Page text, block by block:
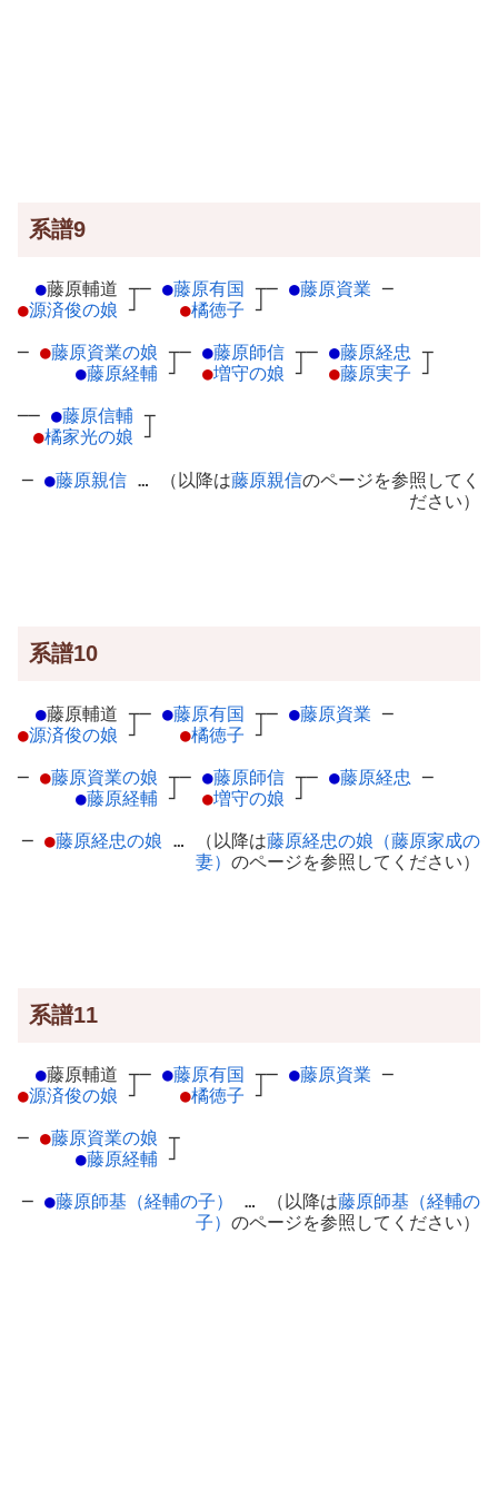
系譜9
●藤原輔道 ┬
●源済俊の娘 ┘
─ ●藤原有国 ┬
●橘徳子 ┘
─ ●藤原資業 ─
─ ●藤原資業の娘 ┬
●藤原経輔 ┘
─ ●藤原師信 ┬
●増守の娘 ┘
─ ●藤原経忠 ┬
●藤原実子 ┘
── ●藤原信輔 ┬
●橘家光の娘 ┘
─ ●藤原親信 … （以降は藤原親信のページを参照してく
ださい）
系譜10
●藤原輔道 ┬
●源済俊の娘 ┘
─ ●藤原有国 ┬
●橘徳子 ┘
─ ●藤原資業 ─
─ ●藤原資業の娘 ┬
●藤原経輔 ┘
─ ●藤原師信 ┬
●増守の娘 ┘
─ ●藤原経忠 ─
─ ●藤原経忠の娘 … （以降は藤原経忠の娘（藤原家成の
妻） のページを参照してください）
系譜11
●藤原輔道 ┬
●源済俊の娘 ┘
─ ●藤原有国 ┬
●橘徳子 ┘
─ ●藤原資業 ─
─ ●藤原資業の娘 ┬
●藤原経輔 ┘
─ ●藤原師基（経輔の子） … （以降は藤原師基（経輔の
子） のページを参照してください）